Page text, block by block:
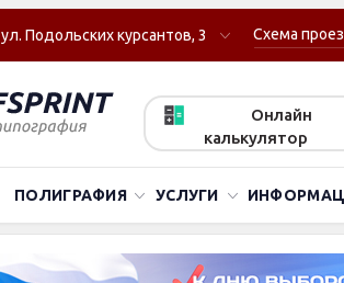
Подольских курсантов, 3 Схема
Онлайн
калькулятор
ПОЛИГРАФИЯ УСЛУГИ